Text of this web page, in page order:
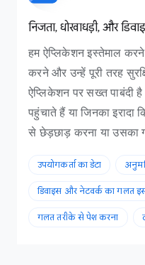
निजता, धोखाधड़ी, और
हम ऐप्लिकेशन इस्तेमाल करने
करने और उन्हें पूरी तरह
ऐप्लिकेशन पर सख्त पाबंदी
पहुंचाते हैं या जिनका इरादा
से छेड़छाड़ करना या उसका
उपयोगकर्ता का डेटा
डिवाइस और नेटवर्क का गलत
गलत तरीके से पेश करना